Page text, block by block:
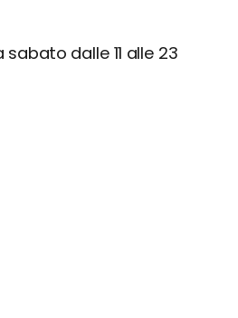
dalle 11 alle 23